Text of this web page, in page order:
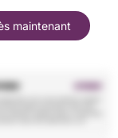
maintenant